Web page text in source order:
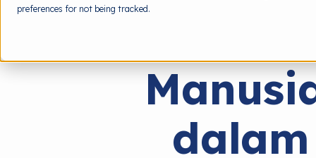
preferences for not being tracked.